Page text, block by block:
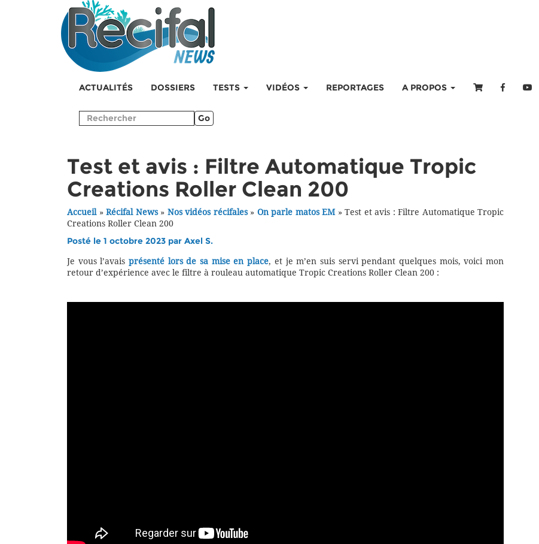
ACTUALITÉS DOSSIERS TESTS VIDÉOS REPORTAGES A PROPOS
Go
Test et avis : Filtre Automatique Tropic
Creations Roller Clean 200
Accueil» Récifal News» Nos vidéos récifales» On parle matos EM» Test et avis : Filtre Automatique Tropic
Creations Roller Clean 200
Posté le 1 octobre 2023 par Axel S.
Je vous l’avaisprésenté lors de sa mise en place, et je m’en suis servi pendant quelques mois, voici mon
retour d’expérience avec le filtre à rouleau automatique Tropic Creations Roller Clean 200 :